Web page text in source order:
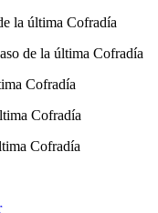
la última Cofradía
de la última Cofradía
Cofradía
Cofradía
Cofradía